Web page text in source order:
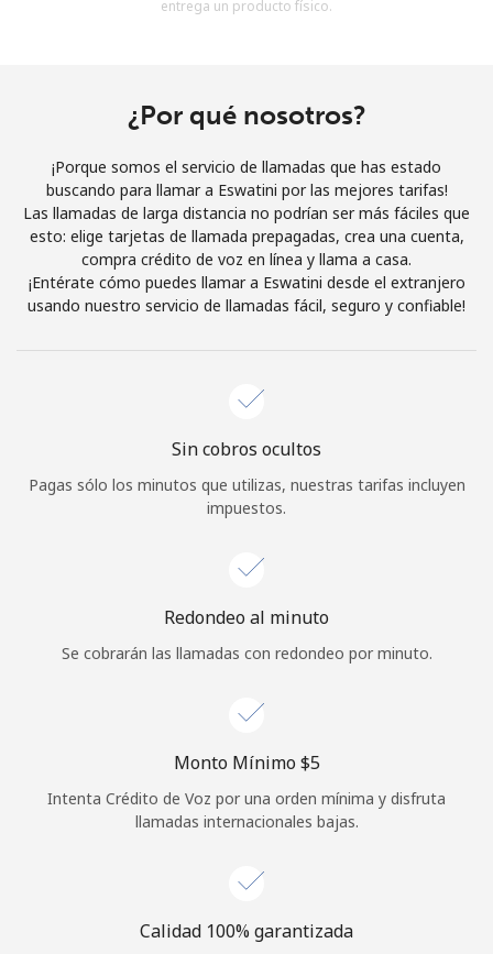
Al abrir una cuenta en este sitio web, estoy de acuerdo con
Únete
¡Hola!
Inicia sesión oREGÍSTRATE →
¿Olvidaste tu contraseña? →
Iniciar Sesión
entrega un producto físico.
¿Por qué nosotros?
¡Porque somos el servicio de llamadas que has estado
buscando para llamar a Eswatini por las mejores tarifas!
Las llamadas de larga distancia no podrían ser más fáciles que
esto: elige tarjetas de llamada prepagadas, crea una cuenta,
compra crédito de voz en línea y llama a casa.
¡Entérate cómo puedes llamar a Eswatini desde el extranjero
usando nuestro servicio de llamadas fácil, seguro y confiable!
Sin cobros ocultos
Pagas sólo los minutos que utilizas, nuestras tarifas incluyen
impuestos.
Redondeo al minuto
Se cobrarán las llamadas con redondeo por minuto.
Monto Mínimo ⁦$5⁩
Intenta Crédito de Voz por una orden mínima y disfruta
llamadas internacionales bajas.
Calidad 100% garantizada